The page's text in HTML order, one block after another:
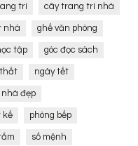
trí cây trang trí nhà
nhà ghế văn phòng
tập góc đọc sách
ngày tết
nhà đẹp
kế phòng bếp
số mệnh